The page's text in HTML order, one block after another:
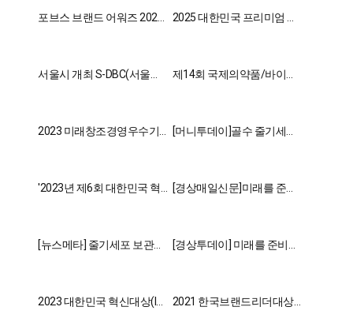
포브스 브랜드 어워즈 2026
2025 대한민국 프리미엄 우
서울시 개최 S-DBC(서울디
제14회 국제의약품/바이오
2023 미래창조경영우수기
[머니투데이]골수 줄기세포
'2023년 제6회 대한민국 혁
[경상매일신문]미래를 준비
[뉴스메타] 줄기세포 보관과
[경상투데이] 미래를 준비하
2023 대한민국 혁신대상(In
2021 한국브랜드리더대상